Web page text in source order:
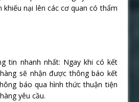
khiếu nại lên các cơ quan có thẩm
tin nhanh nhất: Ngay khi có kết
sẽ nhận được thông báo kết
báo qua hình thức thuận tiện
yêu cầu.